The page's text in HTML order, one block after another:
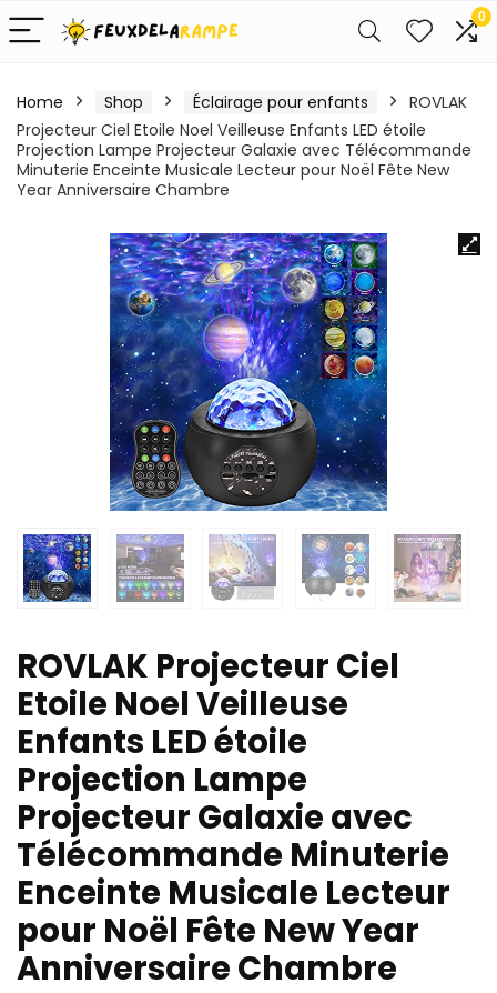
0
Home Shop Éclairage pour enfants
ROVLAK
Projecteur Ciel Etoile Noel Veilleuse Enfants LED étoile
Projection Lampe Projecteur Galaxie avec Télécommande
Minuterie Enceinte Musicale Lecteur pour Noël Fête New
Year Anniversaire Chambre
ROVLAK Projecteur Ciel
Etoile Noel Veilleuse
Enfants LED étoile
Projection Lampe
Projecteur Galaxie avec
Télécommande Minuterie
Enceinte Musicale Lecteur
pour Noël Fête New Year
Anniversaire Chambre